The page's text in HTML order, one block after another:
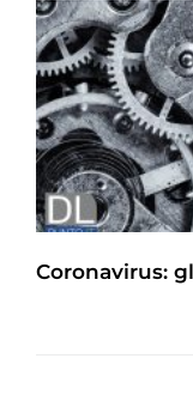
Coronavirus: